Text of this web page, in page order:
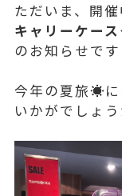
ただいま、開催
キャリーケー
のお知らせで
今年の夏旅☀️に
いかがでしょう